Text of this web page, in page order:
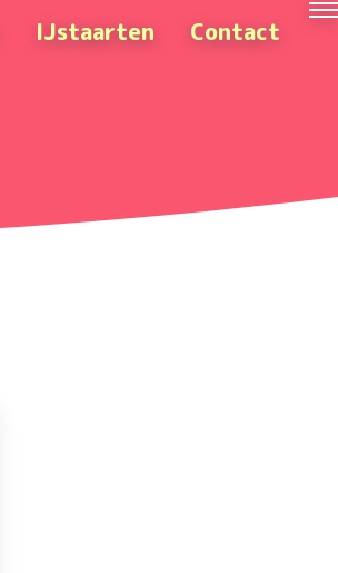
IJstaarten Contact